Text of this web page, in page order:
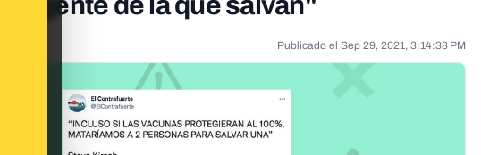
Publicado el Sep 29, 2021, 3:14:38 PM